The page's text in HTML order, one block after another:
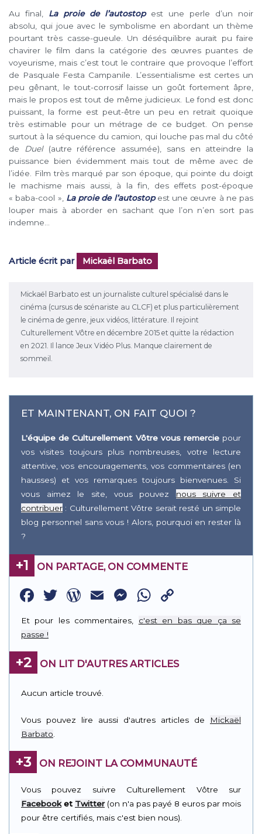
Au final, La proie de l’autostopest une perle d’un noir
absolu, qui joue avec le symbolisme en abordant un thème
pourtant très casse-gueule. Un déséquilibre aurait pu faire
chavirer le film dans la catégorie des œuvres puantes de
voyeurisme, mais c’est tout le contraire que provoque l’effort
de Pasquale Festa Campanile. L’essentialisme est certes un
peu gênant, le tout-corrosif laisse un goût fortement âpre,
mais le propos est tout de même judicieux. Le fond est donc
puissant, la forme est peut-être un peu en retrait quoique
très estimable pour un métrage de ce budget. On pense
surtout à la séquence du camion, qui louche pas mal du côté
de Duel(autre référence assumée), sans en atteindre la
puissance bien évidemment mais tout de même avec de
l’idée. Film très marqué par son époque, qui pointe du doigt
le machisme mais aussi, à la fin, des effets post-époque
« baba-cool », La proie de l’autostopest une œuvre à ne pas
louper mais à aborder en sachant que l’on n’en sort pas
indemne…
Article écrit par Mickaël Barbato
Mickaël Barbato est un journaliste culturel spécialisé dans le
cinéma (cursus de scénariste au CLCF) et plus particulièrement
le cinéma de genre, jeux vidéos, littérature. Il rejoint
Culturellement Vôtre en décembre 2015 et quitte la rédaction
en 2021. Il lance Jeux Vidéo Plus. Manque clairement de
sommeil.
ET MAINTENANT, ON FAIT QUOI ?
L'équipe de Culturellement Vôtre vous remerciepour
vos visites toujours plus nombreuses, votre lecture
attentive, vos encouragements, vos commentaires (en
hausses) et vos remarques toujours bienvenues. Si
vous aimez le site, vous pouvez nous suivre et
contribuer : Culturellement Vôtre serait resté un simple
blog personnel sans vous ! Alors, pourquoi en rester là
?
+1 ON PARTAGE, ON COMMENTE
Facebook
Twitter
WordPress
EmailMessenger
WhatsApp
Link
Et pour les commentaires, c'est en bas que ça se
passe !
+2 ON LIT D'AUTRES ARTICLES
Aucun article trouvé.
Vous pouvez lire aussi d'autres articles de
Mickaël
Barbato
+3 ON REJOINT LA COMMUNAUTÉ
Vous pouvez suivre Culturellement Vôtre sur
Facebooket Twitter(on n'a pas payé 8 euros par mois
pour être certifiés, mais c'est bien nous).